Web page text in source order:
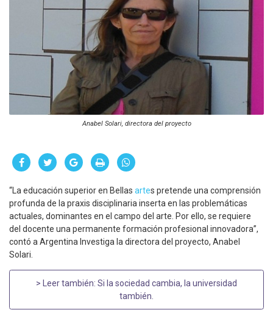
Anabel Solari, directora del proyecto
“La educación superior en Bellas artes pretende una comprensión
profunda de la praxis disciplinaria inserta en las problemáticas
actuales, dominantes en el campo del arte. Por ello, se requiere
del docente una permanente formación profesional innovadora”,
contó a Argentina Investiga la directora del proyecto, Anabel
Solari.
> Leer también: Si la sociedad cambia, la universidad
también